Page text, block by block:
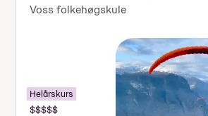
Voss folkehøgskule
Helårskurs